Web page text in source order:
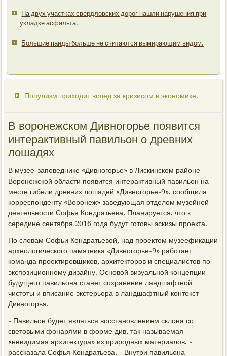
На двух участках свердловских дорог нашли нарушения при
укладке асфальта.
Большие панды больше не считаются вымирающим видом.
Популизм приходит вслед за кризисом в экономике.
В воронежском Дивногорье появится
интерактивный павильон о древних
лошадях
В музее-заповеднике «Дивногорье» в Лискинском районе
Воронежской области появится интерактивный павильон на
месте гибели древних лошадей «Дивногорье-9», сообщила
корреспонденту «Воронеж» заведующая отделом музейной
деятельности Софья Кондратьева. Планируется, что к
середине сентября 2016 года будут готовы эскизы проекта.
По словам Софьи Кондратьевой, над проектом музеефикации
археологического памятника «Дивногорье-9» работает
команда проектировщиков, архитекторов и специалистов по
экспозиционному дизайну. Основой визуальной концепции
будущего павильона станет сохранение ландшафтной
чистоты и вписание экстерьера в ландшафтный контекст
Дивногорья.
- Павильон будет являться восстановлением склона со
световыми фонарями в форме див, так называемая
«невидимая архитектура» из природных материалов, -
рассказала Софья Кондратьева. - Внутри павильона